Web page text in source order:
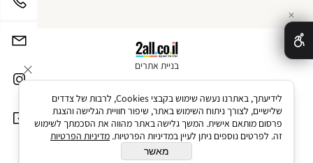
בניית אתרים
✕
לידיעתך, באתרנו נעשה שימוש בקבצי Cookies, לרבות של צדדים
שלישיים, לצורך ניתוח השימוש באתר, שיפור חוויית הגלישה והצגת
פרסום מותאם אישית. המשך גלישה באתר מהווה את הסכמתך לשימוש
זה. לפרטים נוספים ניתן לעיין במדיניות הפרטיות. מדיניות הפרטיות
מאשר